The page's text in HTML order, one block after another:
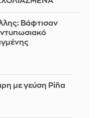
Βάφτισαν
με γεύση Piña